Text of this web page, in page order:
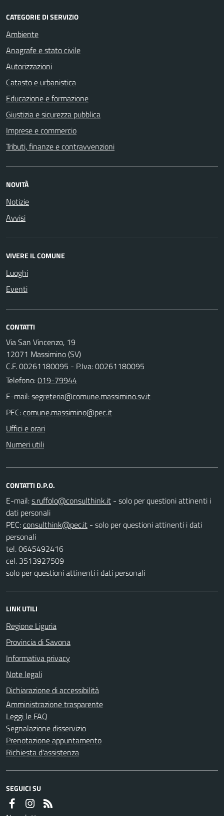
CATEGORIE DI SERVIZIO
Ambiente
Anagrafe e stato civile
Autorizzazioni
Catasto e urbanistica
Educazione e formazione
Giustizia e sicurezza pubblica
Imprese e commercio
Tributi, finanze e contravvenzioni
NOVITÀ
Notizie
Avvisi
VIVERE IL COMUNE
Luoghi
Eventi
CONTATTI
Via San Vincenzo, 19
12071 Massimino (SV)
C.F. 00261180095 - P.Iva: 00261180095
Telefono:019-79944
E-mail:
PEC:
Uffici e orari
Numeri utili
CONTATTI D.P.O.
E-mail:
- solo per questioni attinenti i
dati personali
PEC:
- solo per questioni attinenti i dati
personali
tel. 0645492416
cel. 3513927509
solo per questioni attinenti i dati personali
LINK UTILI
Regione Liguria
Provincia di Savona
Informativa privacy
Note legali
Dichiarazione di accessibilità
Amministrazione trasparente
Leggi le FAQ
Segnalazione disservizio
Prenotazione appuntamento
Richiesta d'assistenza
SEGUICI SU